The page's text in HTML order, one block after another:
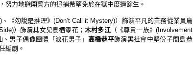
努力地避開警方的追捕希望免於在獄中度過餘生。
、《勿說是推理》 (Don’t Call it Mystery)）飾演平凡的業務從業員鳥
）飾演其女兒鳥栖零花； 木村多江（《尊貴一族》( Involvement
男子偶像團體「浪花男子」 高橋恭平飾演黑社會中堅份子間島恭
編劇。